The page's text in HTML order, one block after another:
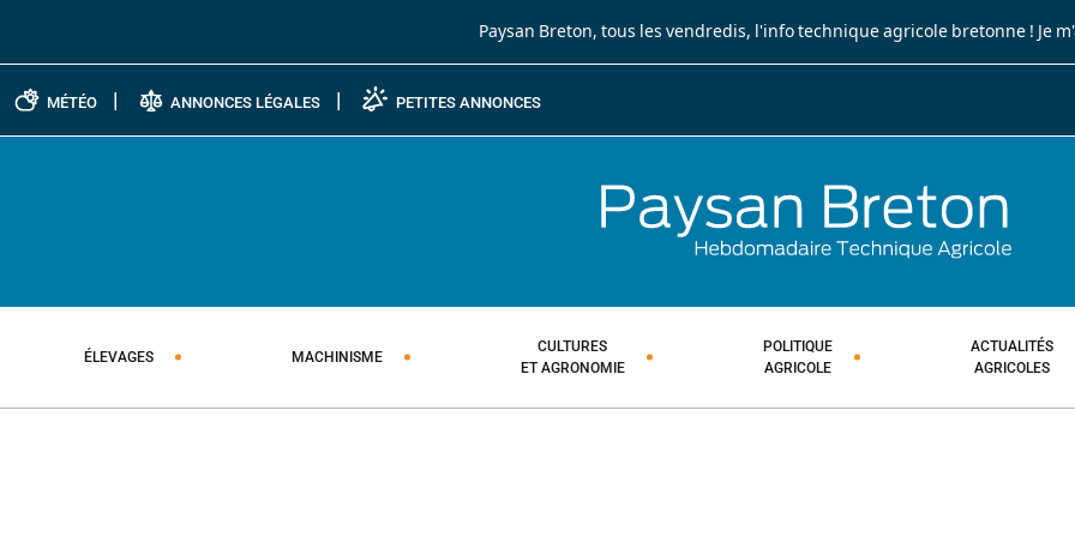
Paysan Breton, tous les vendredis, l'info technique agricole bretonne ! Je
MÉTÉO ANNONCES LÉGALES PETITES ANNONCES
ÉLEVAGES MACHINISME
CULTURES
ET AGRONOMIE
POLITIQUE
AGRICOLE
ACTUALITÉS
AGRICOLES